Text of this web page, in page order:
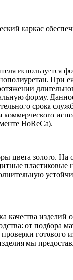
каркас
используется
При
форму.
срока
коммерческого
HoReCa).
цвета золото. На
пластиковые
качества изделий
от подбора
готового
мы